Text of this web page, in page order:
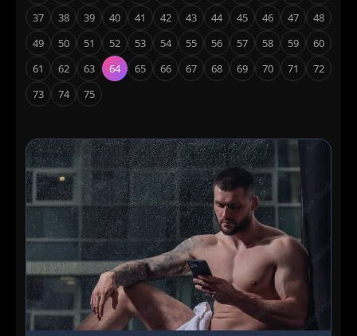
37
38 39 40 41 42 43 44 45 46 47
48
49
50 51 52 53 54 55 56 57 58 59
60
61
62 63 64 65 66 67 68 69 70 71
72
73
74 75